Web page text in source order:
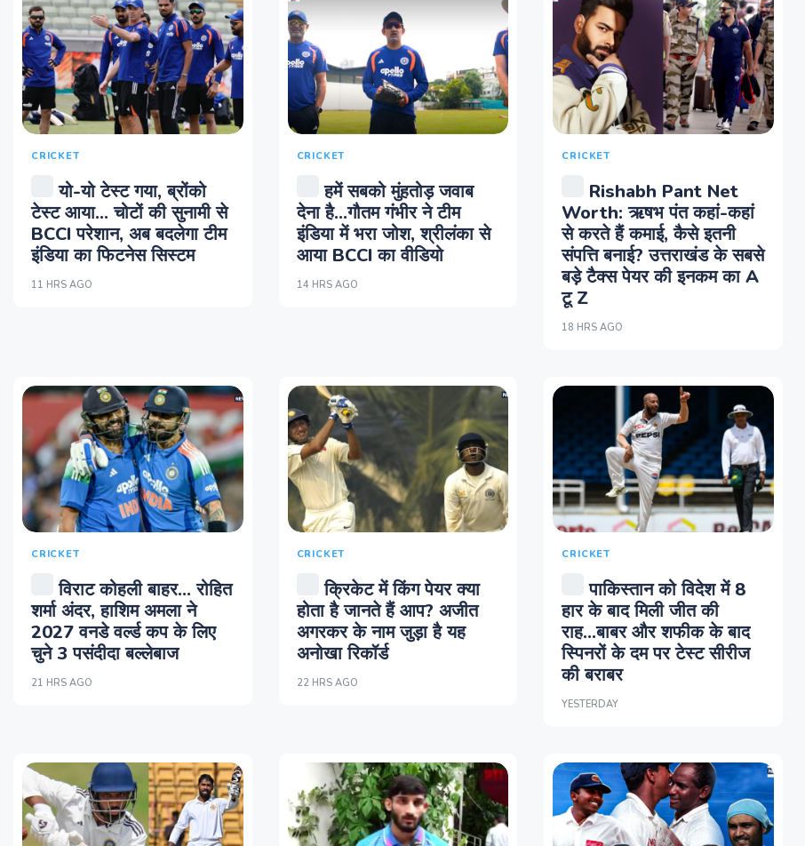
CRICKET
यो-यो टेस्ट गया, ब्रोंको
टेस्ट आया... चोटों की सुनामी से
BCCI परेशान, अब बदलेगा टीम
इंडिया का फिटनेस सिस्टम
11 HRS AGO
CRICKET
हमें सबको मुंहतोड़ जवाब
देना है...गौतम गंभीर ने टीम
इंडिया में भरा जोश, श्रीलंका से
आया BCCI का वीडियो
14 HRS AGO
CRICKET
Rishabh Pant Net
Worth: ऋषभ पंत कहां-कहां
से करते हैं कमाई, कैसे इतनी
संपत्ति बनाई? उत्तराखंड के सबसे
बड़े टैक्स पेयर की इनकम का A
टू Z
18 HRS AGO
CRICKET
विराट कोहली बाहर... रोहित
शर्मा अंदर, हाशिम अमला ने
2027 वनडे वर्ल्ड कप के लिए
चुने 3 पसंदीदा बल्लेबाज
21 HRS AGO
CRICKET
क्रिकेट में किंग पेयर क्या
होता है जानते हैं आप? अजीत
अगरकर के नाम जुड़ा है यह
अनोखा रिकॉर्ड
22 HRS AGO
CRICKET
पाकिस्तान को विदेश में 8
हार के बाद मिली जीत की
राह...बाबर और शफीक के बाद
स्पिनरों के दम पर टेस्ट सीरीज
की बराबर
YESTERDAY